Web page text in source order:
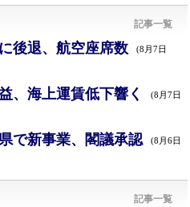
記事一覧
後退、航空座席数 (8月7日
、海上運賃低下響く (8月7日
で新事業、閣議承認 (8月6日
記事一覧